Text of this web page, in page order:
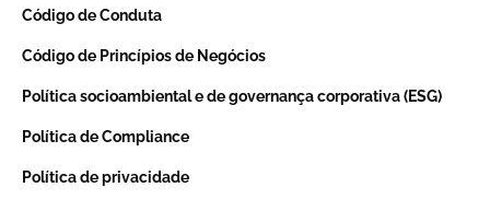
Código de Conduta
Código de Princípios de Negócios
Política socioambiental e de governança corporativa (ESG)
Política de Compliance
Política de privacidade